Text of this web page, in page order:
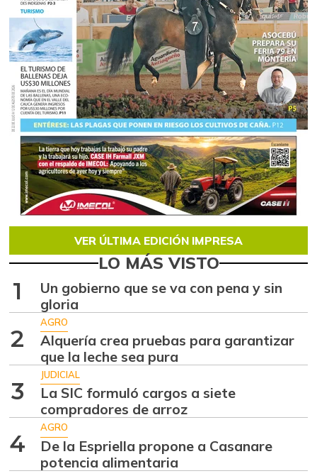
VER ÚLTIMA EDICIÓN IMPRESA
LO MÁS VISTO
1
Un gobierno que se va con pena y sin
gloria
2
AGRO
Alquería crea pruebas para garantizar
que la leche sea pura
3
JUDICIAL
La SIC formuló cargos a siete
compradores de arroz
4
AGRO
De la Espriella propone a Casanare
potencia alimentaria